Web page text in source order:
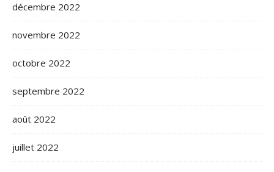
décembre 2022
novembre 2022
octobre 2022
septembre 2022
août 2022
juillet 2022